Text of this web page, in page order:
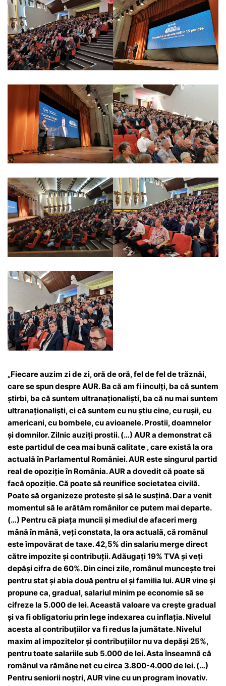
„Fiecare auzim zi de zi, oră de oră, fel de fel de trăznăi,
care se spun despre AUR. Ba că am fi inculți, ba că suntem
știrbi, ba că suntem ultranaționaliști, ba că nu mai suntem
ultranaționaliști, ci că suntem cu nu știu cine, cu rușii, cu
americani, cu bombele, cu avioanele. Prostii, doamnelor
și domnilor. Zilnic auziți prostii. (…) AUR a demonstrat că
este partidul de cea mai bună calitate , care există la ora
actuală în Parlamentul României. AUR este singurul partid
real de opoziție în România. AUR a dovedit că poate să
facă opoziție. Că poate să reunifice societatea civilă.
Poate să organizeze proteste și să le susțină. Dar a venit
momentul să le arătăm românilor ce putem mai departe.
(…) Pentru că piața muncii și mediul de afaceri merg
mână în mână, veți constata, la ora actuală, că românul
este împovărat de taxe. 42,5% din salariu merge direct
către impozite și contribuții. Adăugați 19% TVA și veți
depăși cifra de 60%. Din cinci zile, românul muncește trei
pentru stat și abia două pentru el și familia lui. AUR vine și
propune ca, gradual, salariul minim pe economie să se
cifreze la 5.000 de lei. Această valoare va crește gradual
și va fi obligatoriu prin lege indexarea cu inflația. Nivelul
acesta al contribuțiilor va fi redus la jumătate. Nivelul
maxim al impozitelor și contribuțiilor nu va depăși 25%,
pentru toate salariile sub 5.000 de lei. Asta înseamnă că
românul va rămâne net cu circa 3.800-4.000 de lei. (…)
Pentru seniorii noștri, AUR vine cu un program inovativ.